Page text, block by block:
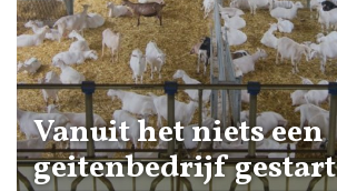
Vanuit het niets een
geitenbedrijf gestart